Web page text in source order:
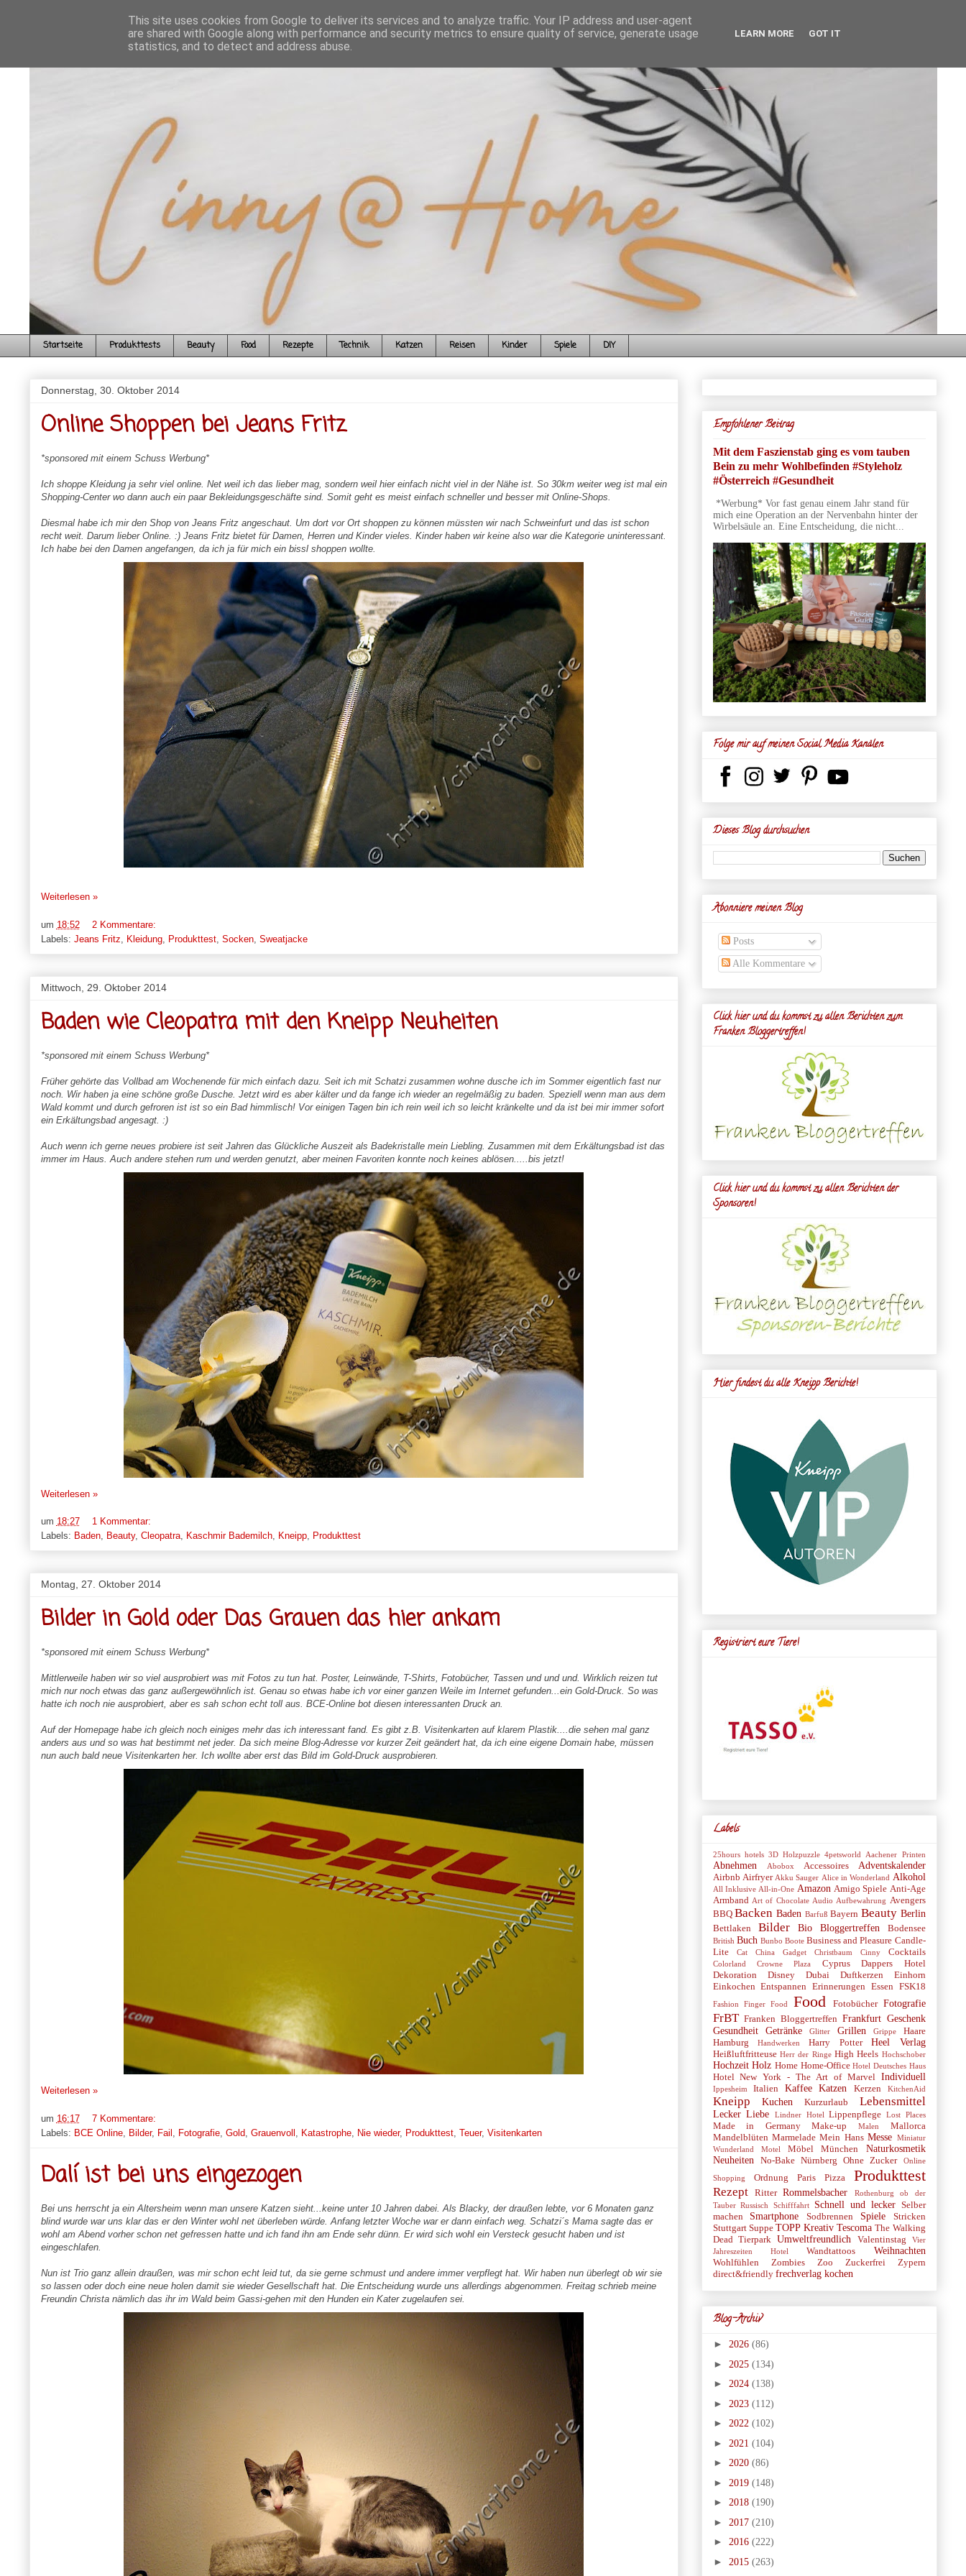
Startseite Produkttests Beauty Food Rezepte Technik Katzen Reisen Kinder Spiele DIY
Donnerstag, 30. Oktober 2014
Online Shoppen bei Jeans Fritz
*sponsored mit einem Schuss Werbung*
Ich shoppe Kleidung ja sehr viel online. Net weil ich das lieber mag, sondern weil hier einfach nicht viel in der Nähe ist. So 30km weiter weg ist mal ein
Shopping-Center wo dann auch ein paar Bekleidungsgeschäfte sind. Somit geht es meist einfach schneller und besser mit Online-Shops.
Diesmal habe ich mir den Shop von Jeans Fritz angeschaut. Um dort vor Ort shoppen zu können müssten wir nach Schweinfurt und das ist schon
recht weit. Darum lieber Online. :) Jeans Fritz bietet für Damen, Herren und Kinder vieles. Kinder haben wir keine also war die Kategorie uninteressant.
Ich habe bei den Damen angefangen, da ich ja für mich ein bissl shoppen wollte.
Weiterlesen »
um 18:52
2 Kommentare:
Labels: Jeans Fritz Kleidung, Produkttest, Socken, Sweatjacke
Mittwoch, 29. Oktober 2014
Baden wie Cleopatra mit den Kneipp Neuheiten
*sponsored mit einem Schuss Werbung*
Früher gehörte das Vollbad am Wochenende für mich einfach dazu. Seit ich mit Schatzi zusammen wohne dusche ich im Sommer eigentlich fast nur
noch. Wir haben ja eine schöne große Dusche. Jetzt wird es aber kälter und da fange ich wieder an regelmäßig zu baden. Speziell wenn man aus dem
Wald kommt und durch gefroren ist ist so ein Bad himmlisch! Vor einigen Tagen bin ich rein weil ich so leicht kränkelte und da ist bei mir immer sofort
ein Erkältungsbad angesagt. :)
Auch wenn ich gerne neues probiere ist seit Jahren das Glückliche Auszeit als Badekristalle mein Liebling. Zusammen mit dem Erkältungsbad ist das
immer im Haus. Auch andere stehen rum und werden genutzt, aber meinen Favoriten konnte noch keines ablösen.....bis jetzt!
Weiterlesen »
um 18:27
1 Kommentar:
Labels: Baden, Beauty, Cleopatra, Kaschmir Bademilch, Kneipp, Produkttest
Montag, 27. Oktober 2014
Bilder in Gold oder Das Grauen das hier ankam
*sponsored mit einem Schuss Werbung*
Mittlerweile haben wir so viel ausprobiert was mit Fotos zu tun hat. Poster, Leinwände, T-Shirts, Fotobücher, Tassen und und und. Wirklich reizen tut
mich nur noch etwas das ganz außergewöhnlich ist. Genau so etwas habe ich vor einer ganzen Weile im Internet gefunden...ein Gold-Druck. So was
hatte ich noch nie ausprobiert, aber es sah schon echt toll aus. BCE-Online bot diesen interessanten Druck an.
Auf der Homepage habe ich gleich noch einiges mehr das ich interessant fand. Es gibt z.B. Visitenkarten auf klarem Plastik....die sehen mal ganz
anders aus und so was hat bestimmt net jeder. Da sich meine Blog-Adresse vor kurzer Zeit geändert hat, da ich eine eigene Domain habe, müssen
nun auch bald neue Visitenkarten her. Ich wollte aber erst das Bild im Gold-Druck ausprobieren.
Weiterlesen »
um 16:17
7 Kommentare:
Labels: BCE Online, Bilder, Fail Fotografie, Gold Grauenvoll Katastrophe, Nie wieder, Produkttest, Teuer, Visitenkarten
Dalí ist bei uns eingezogen
Bei uns herrscht ja ein Altersheim wenn man unsere Katzen sieht...keine unter 10 Jahren dabei. Als Blacky, der draußen lebte, vor 6 Monaten ganz
blind wurde war uns klar das er den Winter wohl net überleben würde. Anfang letzter Woche war er dann einfach weg. Schatzi´s Mama sagte das er
wohl am Abend vorher schon net gefressen hatte und ich fand ihn am Ende sehr dünn. Er wird sich wohl ein Versteck gesucht haben und ist
eingeschlafen.
Nun ist Trio ganz allein draußen, was mir schon echt leid tut, da sie gerne schmust und andere immer verpflegt hat. Wir haben nun überlegt ob wir sie
so lassen oder doch eine neue holen damit sie wieder Gesellschaft hat. Die Entscheidung wurde uns allerdings abgenommen. Freitag schrieb meine
Freundin Christa nämlich das ihr im Wald beim Gassi-gehen mit den Hunden ein Kater zugelaufen sei.
Empfohlener Beitrag
Mit dem Faszienstab ging es vom tauben
Bein zu mehr Wohlbefinden #Styleholz
#Österreich #Gesundheit
*Werbung* Vor fast genau einem Jahr stand für
mich eine Operation an der Nervenbahn hinter der
Wirbelsäule an. Eine Entscheidung, die nicht...
Folge mir auf meinen Social Media Kanälen
Dieses Blog durchsuchen
Abonniere meinen Blog
Posts
Alle Kommentare
Click hier und du kommst zu allen Berichten zum
Franken Bloggertreffen!
Click hier und du kommst zu allen Berichten der
Sponsoren!
Hier findest du alle Kneipp Berichte!
Registriert eure Tiere!
Labels
25hours hotels 3D Holzpuzzle 4petsworld Aachener Printen
Abnehmen Abobox Accessoires Adventskalender
Airbnb Airfryer Akku Sauger Alice in Wonderland Alkohol
All Inklusive All-in-One Amazon Amigo Spiele Anti-Age
Armband Art of Chocolate Audio Aufbewahrung Avengers
BBQ Backen Baden Barfuß Bayern Beauty Berlin
Bettlaken Bilder Bio Bloggertreffen Bodensee
British Buch Bunbo Boote Business and Pleasure Candle-
Lite
Cat China Gadget Christbaum Cinny Cocktails
Colorland Crowne Plaza Cyprus
Dappers Hotel
Dekoration
Disney Dubai Duftkerzen
Einhorn
Einkochen Entspannen Erinnerungen Essen FSK18
Fashion Finger Food Food Fotobücher Fotografie
FrBT Franken Bloggertreffen Frankfurt Geschenk
Gesundheit
Getränke Glitter Grillen Grippe
Haare
Hamburg
Handwerken Harry Potter Heel Verlag
Heißluftfritteuse Herr der Ringe High Heels Hochschober
Hochzeit Holz Home Home-Office Hotel Deutsches Haus
Hotel New York - The Art of Marvel Individuell
Ippesheim Italien Kaffee Katzen Kerzen KitchenAid
Kneipp Kuchen Kurzurlaub Lebensmittel
Lecker Liebe Lindner Hotel Lippenpflege Lost Places
Made in Germany Make-up Malen
Mallorca
Mandelblüten Marmelade Mein Hans Messe Miniatur
Wunderland
Motel Möbel München
Naturkosmetik
Neuheiten
No-Bake Nürnberg Ohne Zucker
Online
Shopping
Ordnung Paris Pizza Produkttest
Rezept Ritter Rommelsbacher
Rothenburg ob der
Tauber Russisch Schifffahrt Schnell und lecker Selber
machen
Smartphone Sodbrennen Spiele
Stricken
Stuttgart Suppe TOPP Kreativ Tescoma The Walking
Dead Tierpark Umweltfreundlich Valentinstag
Vier
Jahreszeiten Hotel
Wandtattoos Weihnachten
Wohlfühlen Zombies Zoo Zuckerfrei
Zypern
direct&friendly frechverlag kochen
Blog-Archiv
► 2026 (86)
► 2025 (134)
► 2024 (138)
► 2023 (112)
► 2022 (102)
► 2021 (104)
► 2020 (86)
► 2019 (148)
► 2018 (190)
► 2017 (210)
► 2016 (222)
► 2015 (263)
This site uses cookies from Google to deliver its services and to analyze traffic. Your IP address and user-agent
are shared with Google along with performance and security metrics to ensure quality of service, generate usage
statistics, and to detect and address abuse.
LEARN MORE GOT IT